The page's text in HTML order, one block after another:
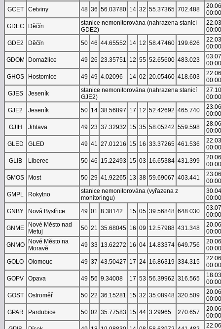
GCET
Cetviny 48 36 56.03780 14 32 55.37365 702.488
00:00
GDEC
Děčín
stanice nemonitorována (nahrazena stanicí
GDE2)
00:00
GDE2
Děčín 50 46 44.65552 14 12 58.47460 199.626
00:00
GDOM
Domažlice 49 26 23.35751 12 55 52.65600 483.023
00:00
GHOS
Hostomice 49 49 4.02096 14 02 20.05460 418.603
00:00
GJES
Jeseník
stanice nemonitorována (nahrazena stanicí
GJE2)
00:00
GJE2
Jeseník 50 14 38.56897 17 12 52.42692 465.740
00:00
GJIH
Jihlava 49 23 37.32932 15 35 58.05242 559.598
00:00
GLED
GLED 49 41 27.01216 15 16 33.37265 461.536
00:00
GLIB
Liberec 50 46 15.22493 15 03 16.65384 431.399
00:00
GMOS
Most 50 29 41.92265 13 38 59.69067 403.441
00:00
GMPL
Rokytno
stanice nemonitorována (vyřazena z
monitoringu)
00:00
GNBY
Nová Bystřice 49 01 8.38142 15 05 39.56848 648.030
00:00
GNME
Nové Město nad
Metuj
50 21 35.68045 16 09 12.57988 431.348
00:00
GNMO
Nové Město na
Moravě
49 33 13.62272 16 04 14.83374 649.756
00:00
GOLO
Olomouc 49 37 43.50427 17 24 16.86319 334.315
00:00
GOPV
Opava 49 56 9.34008 17 53 56.39962 316.565
00:00
GOST
Ostroměř 50 22 36.15281 15 32 35.08948 320.509
00:00
GPAR
Pardubice 50 02 35.77583 15 44 3.29965 270.657
00:00